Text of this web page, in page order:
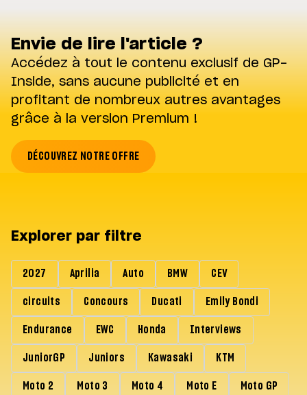
Envie de lire l'article ?
Accédez à tout le contenu exclusif de GP-
Inside, sans aucune publicité et en
profitant de nombreux autres avantages
grâce à la version Premium !
DÉCOUVREZ NOTRE OFFRE
Explorer par filtre
2027 Aprilia Auto BMW CEV
circuits Concours Ducati Emily Bondi
Endurance EWC Honda Interviews
JuniorGP Juniors Kawasaki KTM
Moto 2 Moto 3 Moto 4 Moto E Moto GP